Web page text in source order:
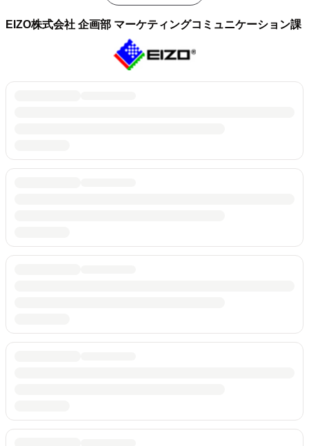
EIZO株式会社 企画部 マーケティングコミュニケーション課